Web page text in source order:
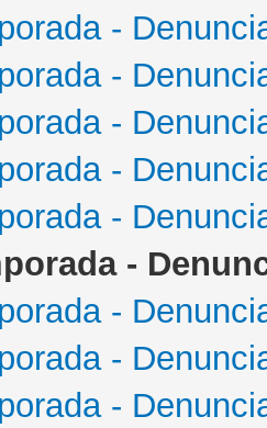
-
-
-
-
-
-
-
-
-